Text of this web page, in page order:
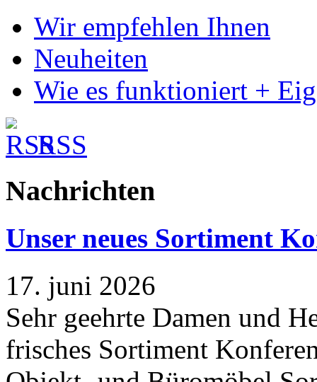
Wir empfehlen Ihnen
Neuheiten
Wie es funktioniert +
RSS
Nachrichten
Unser neues Sortiment
17. juni 2026
Sehr geehrte Damen und
frisches Sortiment